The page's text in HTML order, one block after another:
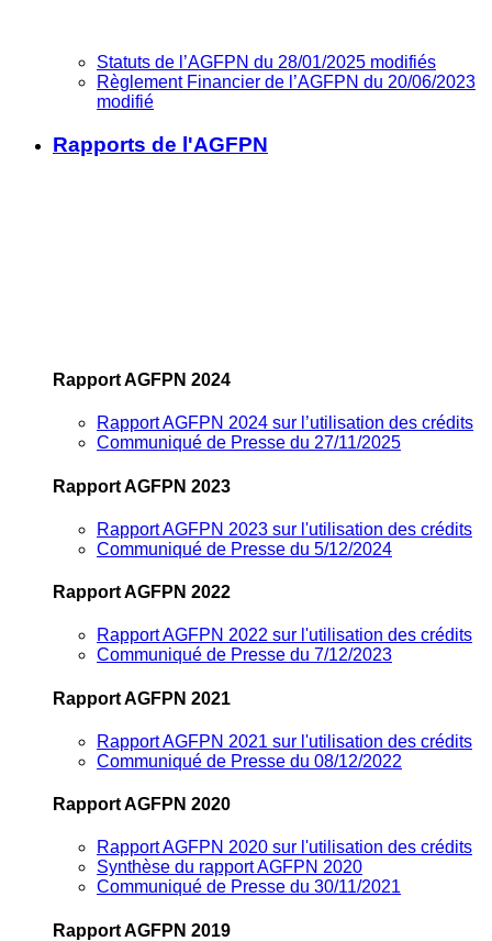
Statuts de l’AGFPN du 28/01/2025 modifiés
Règlement Financier de l’AGFPN du 20/06/2023
modifié
Rapports de l'AGFPN
Rapport AGFPN 2024
Rapport AGFPN 2024 sur l’utilisation des crédits
Communiqué de Presse du 27/11/2025
Rapport AGFPN 2023
Rapport AGFPN 2023 sur l'utilisation des crédits
Communiqué de Presse du 5/12/2024
Rapport AGFPN 2022
Rapport AGFPN 2022 sur l'utilisation des crédits
Communiqué de Presse du 7/12/2023
Rapport AGFPN 2021
Rapport AGFPN 2021 sur l'utilisation des crédits
Communiqué de Presse du 08/12/2022
Rapport AGFPN 2020
Rapport AGFPN 2020 sur l'utilisation des crédits
Synthèse du rapport AGFPN 2020
Communiqué de Presse du 30/11/2021
Rapport AGFPN 2019